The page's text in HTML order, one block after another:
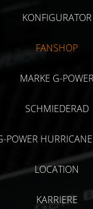
KONFIGURATOR
FANSHOP
MARKE G-POWER
SCHMIEDERAD
POWER
LOCATION
KARRIERE